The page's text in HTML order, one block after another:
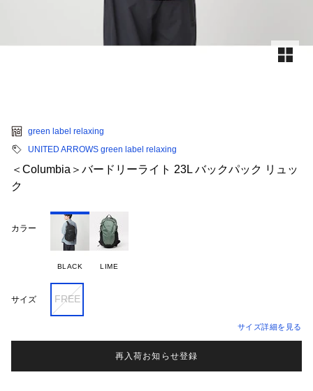
green label relaxing
UNITED ARROWS green label relaxing
＜Columbia＞バードリーライト 23L バックパック リュッ
ク
カラー
BLACK LIME
サイズ FREE
サイズ詳細を見る
再入荷お知らせ登録